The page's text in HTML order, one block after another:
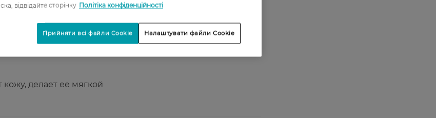
4
делает ее мягкой
відвідайте сторінку Політіка конфіденційності
Налаштувати файли Cookie
Прийняти всі файли Cookie